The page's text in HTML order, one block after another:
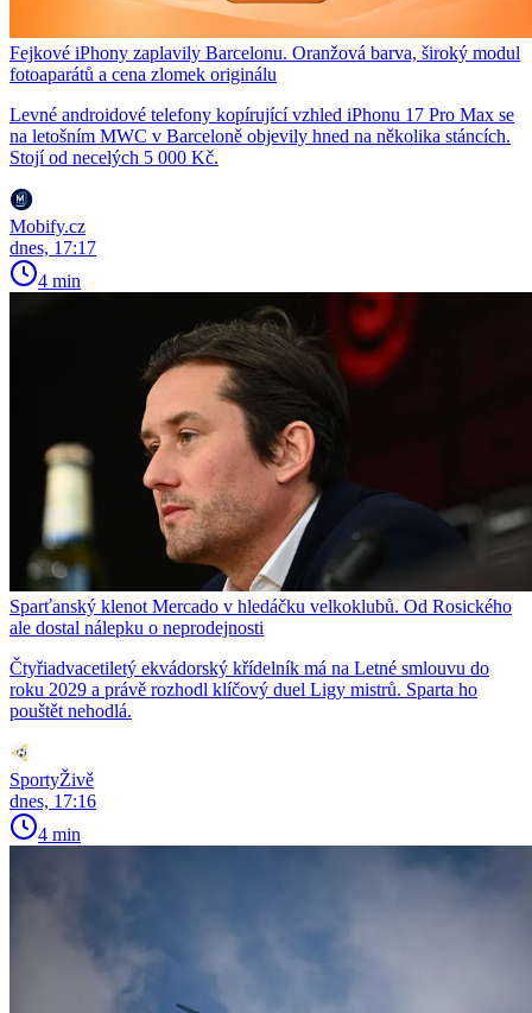
Fejkové iPhony zaplavily Barcelonu. Oranžová barva, široký modul
fotoaparátů a cena zlomek originálu
Levné androidové telefony kopírující vzhled iPhonu 17 Pro Max se
na letošním MWC v Barceloně objevily hned na několika stáncích.
Stojí od necelých 5 000 Kč.
Mobify.cz
dnes, 17:17
4 min
Sparťanský klenot Mercado v hledáčku velkoklubů. Od Rosického
ale dostal nálepku o neprodejnosti
Čtyřiadvacetiletý ekvádorský křídelník má na Letné smlouvu do
roku 2029 a právě rozhodl klíčový duel Ligy mistrů. Sparta ho
pouštět nehodlá.
SportyŽivě
dnes, 17:16
4 min